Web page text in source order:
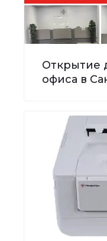
Открытие
офиса в